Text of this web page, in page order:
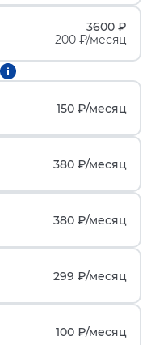
3600 ₽
200 ₽/месяц
150 ₽/месяц
380 ₽/месяц
380 ₽/месяц
299 ₽/месяц
100 ₽/месяц